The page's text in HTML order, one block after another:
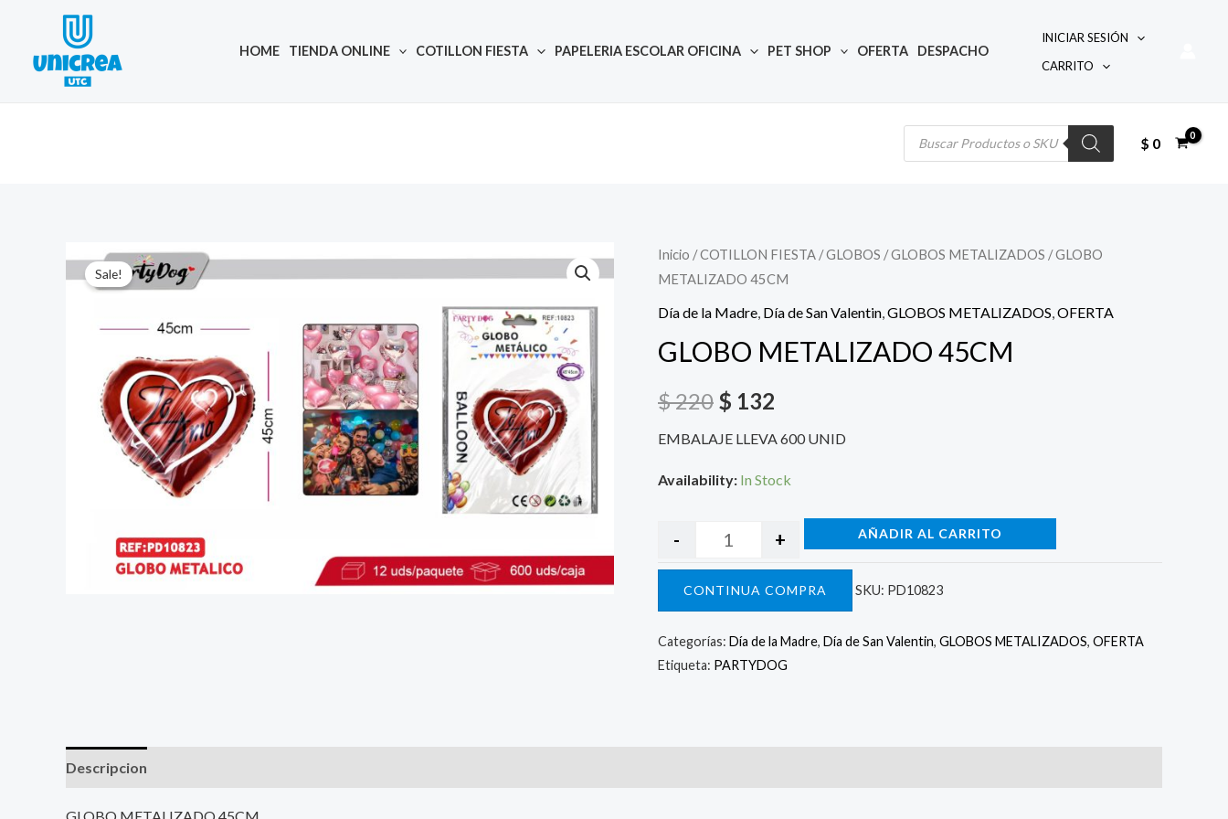
content
HOME TIENDA ONLINE COTILLON FIESTA PAPELERIA ESCOLAR OFICINA PET SHOP OFERTA DESPACHO
INICIAR SESIÓN
CARRITO
Búsqueda
$ 0
Sale!
Inicio /COTILLON FIESTA /GLOBOS /GLOBOS METALIZADOS / GLOBO
METALIZADO 45CM
Día de la Madre Día de San Valentin GLOBOS METALIZADOS OFERTA
GLOBO METALIZADO 45CM
$220
El
original
$ 132
El
actual
EMBALAJE LLEVA 600 UNID
Availability: In Stock
Quantity
- + AÑADIR AL CARRITO
CONTINUA COMPRA SKU: PD10823
Categorías: Día de la Madre, Día de San Valentin, GLOBOS METALIZADOS, OFERTA
Etiqueta: PARTYDOG
Descripcion